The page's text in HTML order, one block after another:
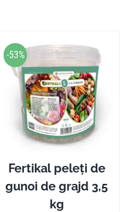
-53%
Fertikal peleți de
gunoi de grajd 3,5
kg